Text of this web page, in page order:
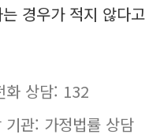
경우가 적지 않다고
화 상담: 132
관: 가정법률 상담